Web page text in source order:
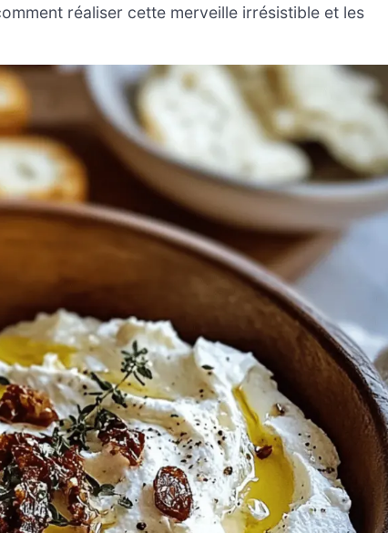
réaliser cette merveille irrésistible et les